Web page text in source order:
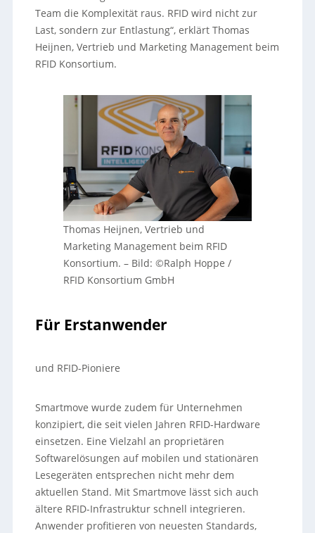
Team die Komplexität raus. RFID wird nicht zur
Last, sondern zur Entlastung“, erklärt Thomas
Heijnen, Vertrieb und Marketing Management beim
RFID Konsortium.
Thomas Heijnen, Vertrieb und
Marketing Management beim RFID
Konsortium. – Bild: ©Ralph Hoppe /
RFID Konsortium GmbH
Für Erstanwender
und RFID-Pioniere
Smartmove wurde zudem für Unternehmen
konzipiert, die seit vielen Jahren RFID-Hardware
einsetzen. Eine Vielzahl an proprietären
Softwarelösungen auf mobilen und stationären
Lesegeräten entsprechen nicht mehr dem
aktuellen Stand. Mit Smartmove lässt sich auch
ältere RFID-Infrastruktur schnell integrieren.
Anwender profitieren von neuesten Standards,